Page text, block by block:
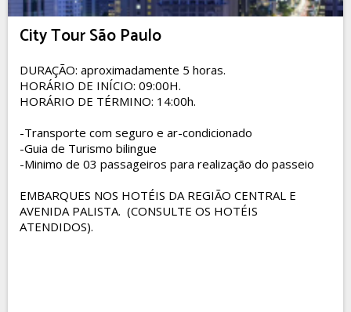
City Tour São Paulo
DURAÇÃO: aproximadamente 5 horas.
HORÁRIO DE INÍCIO: 09:00H.
HORÁRIO DE TÉRMINO: 14:00h.
-Transporte com seguro e ar-condicionado
-Guia de Turismo bilingue
-Minimo de 03 passageiros para realização do passeio
EMBARQUES NOS HOTÉIS DA REGIÃO CENTRAL E
AVENIDA PALISTA. (CONSULTE OS HOTÉIS
ATENDIDOS).